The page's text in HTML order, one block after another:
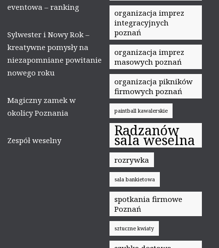
eventowa – ranking
Sylwester i Nowy Rok –
kreatywne pomysły na
niezapomniane powitanie
nowego roku
Magiczny zamek w
okolicy Poznania
Zespół weselny
organizacja imprez
integracyjnych
poznań
organizacja imprez
masowych poznań
organizacja pikników
firmowych poznań
paintball kawalerskie
Radzanów
sala weselna
rozrywka
sala bankietowa
spotkania firmowe
Poznań
sztuczne kwiaty